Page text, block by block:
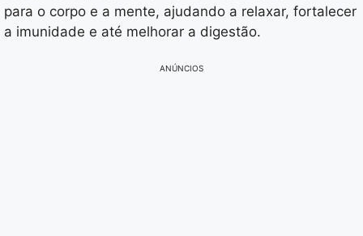
para o corpo e a mente, ajudando a relaxar, fortalecer
a imunidade e até melhorar a digestão.
ANÚNCIOS